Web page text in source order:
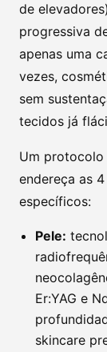
de
progressiva
apenas uma
vezes,
sem
tecidos já
Um protocolo
endereça as
específicos:
Pele:
Er:YAG e
skincare